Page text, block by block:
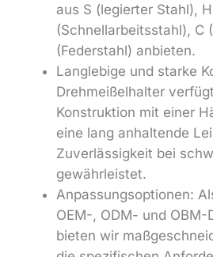
aus S (legierter Stahl), H
(Schnellarbeitsstahl), C
(Federstahl) anbieten.
Langlebige und starke
Drehmeißelhalter
Konstruktion mit einer
eine lang anhaltende
Zuverlässigkeit bei
gewährleistet.
Anpassungsoptionen:
OEM-, ODM- und
bieten wir